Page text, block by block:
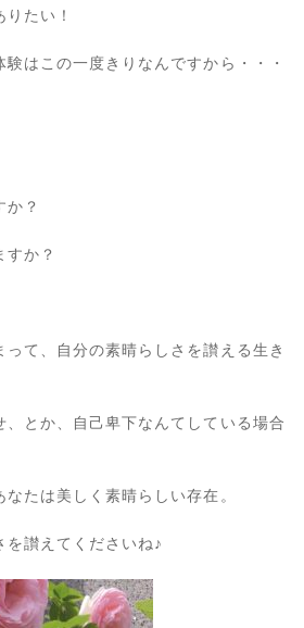
たい！
はこの一度きりなんですから・・・
か？
すか？
って、自分の素晴らしさを讃える生き
とか、自己卑下なんてしている場合
たは美しく素晴らしい存在。
讃えてくださいね♪